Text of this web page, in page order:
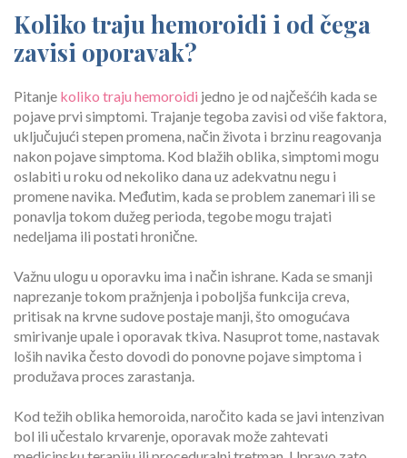
Koliko traju hemoroidi i od čega
zavisi oporavak?
Pitanje koliko traju hemoroidi jedno je od najčešćih kada se
pojave prvi simptomi. Trajanje tegoba zavisi od više faktora,
uključujući stepen promena, način života i brzinu reagovanja
nakon pojave simptoma. Kod blažih oblika, simptomi mogu
oslabiti u roku od nekoliko dana uz adekvatnu negu i
promene navika. Međutim, kada se problem zanemari ili se
ponavlja tokom dužeg perioda, tegobe mogu trajati
nedeljama ili postati hronične.
Važnu ulogu u oporavku ima i način ishrane. Kada se smanji
naprezanje tokom pražnjenja i poboljša funkcija creva,
pritisak na krvne sudove postaje manji, što omogućava
smirivanje upale i oporavak tkiva. Nasuprot tome, nastavak
loših navika često dovodi do ponovne pojave simptoma i
produžava proces zarastanja.
Kod težih oblika hemoroida, naročito kada se javi intenzivan
bol ili učestalo krvarenje, oporavak može zahtevati